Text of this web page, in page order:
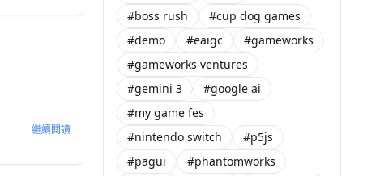
繼續閱讀
#boss rush
#cup dog games
#demo
#eaigc
#gameworks
#gameworks ventures
#gemini 3
#google ai
#my game fes
#nintendo switch
#p5js
#pagui
#phantomworks